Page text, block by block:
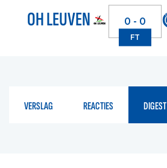
OH LEUVEN 0 - 0
FT
VERSLAG REACTIES DIGEST